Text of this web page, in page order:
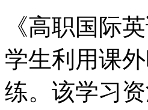
《高职国际
学生利用课
练。该学习